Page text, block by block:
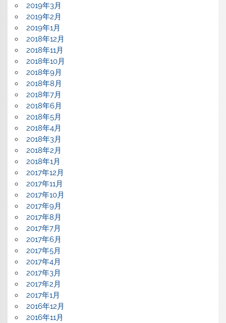
2019年3月
2019年2月
2019年1月
2018年12月
2018年11月
2018年10月
2018年9月
2018年8月
2018年7月
2018年6月
2018年5月
2018年4月
2018年3月
2018年2月
2018年1月
2017年12月
2017年11月
2017年10月
2017年9月
2017年8月
2017年7月
2017年6月
2017年5月
2017年4月
2017年3月
2017年2月
2017年1月
2016年12月
2016年11月